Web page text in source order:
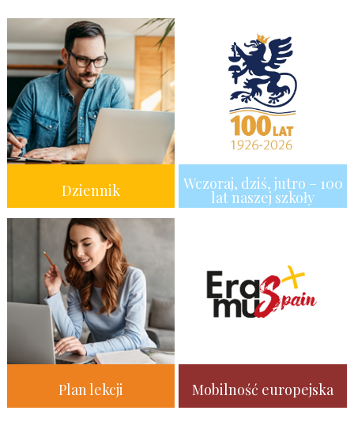
Dziennik Wczoraj, dziś, jutro – 100
lat naszej szkoły
Plan lekcji Mobilność europejska